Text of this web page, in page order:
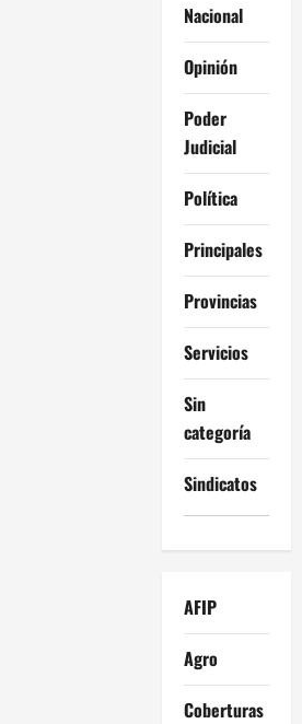
Nacional
Opinión
Poder
Judicial
Política
Principales
Provincias
Servicios
Sin
categoría
Sindicatos
AFIP
Agro
Coberturas